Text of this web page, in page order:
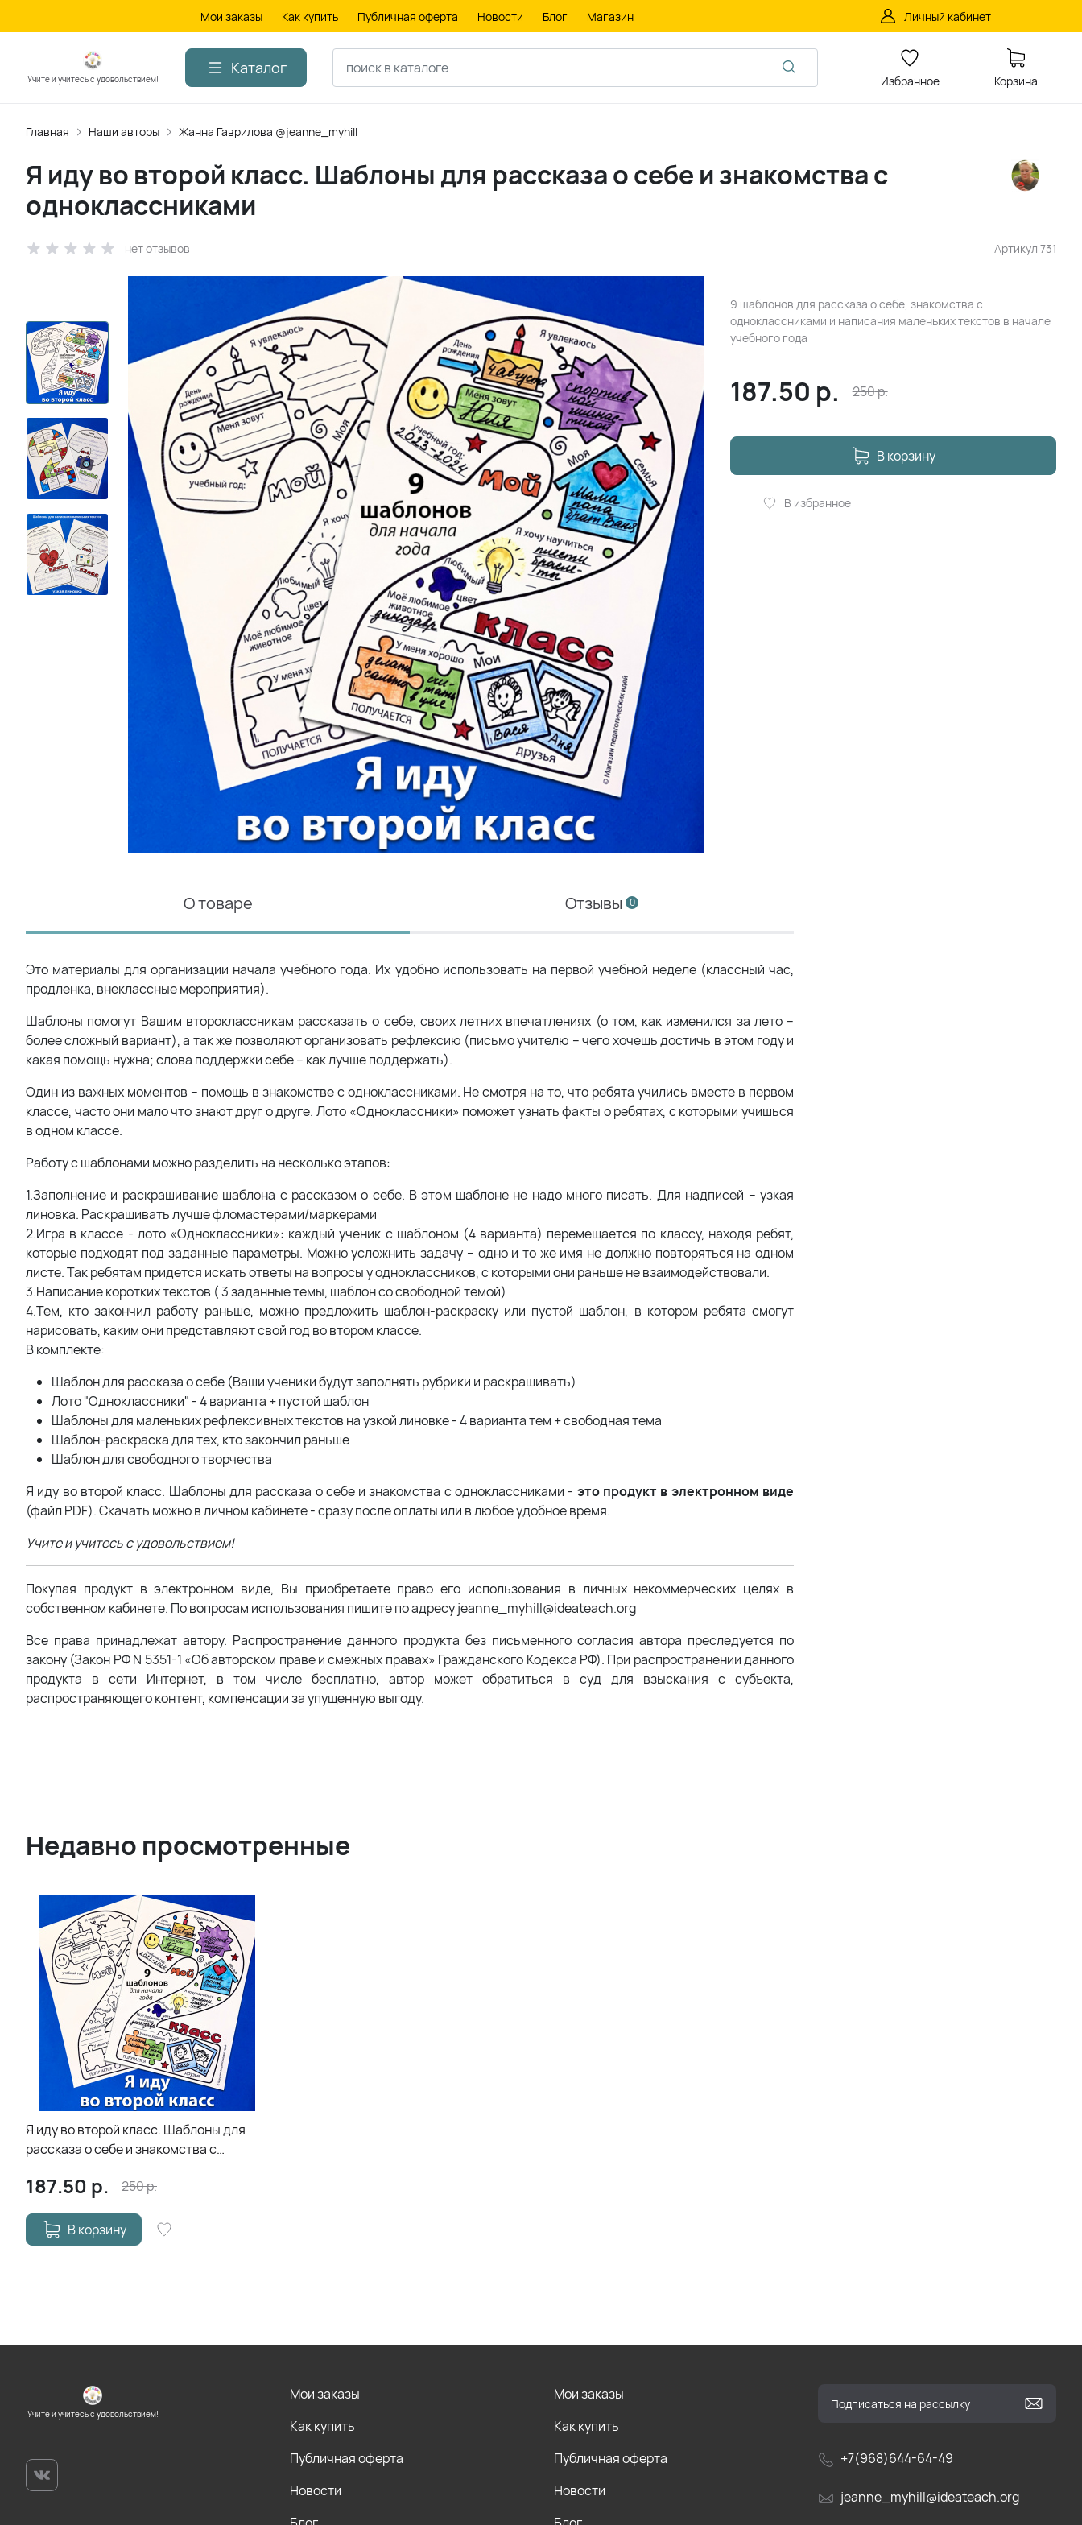
Мои заказы Как купить Публичная оферта Новости Блог Магазин Личный кабинет
Учите и учитесь с удовольствием!
Каталог
Избранное Корзина
Главная Наши авторы Жанна Гаврилова @jeanne_myhill
Артикул 731
Я иду во второй класс. Шаблоны для рассказа о себе и знакомства с
одноклассниками
нет отзывов
9 шаблонов для рассказа о себе, знакомства с
одноклассниками и написания маленьких текстов в начале
учебного года
187.50 р. 250р.
В корзину
В избранное
О товаре Отзывы 0
Это материалы для организации начала учебного года. Их удобно использовать на первой учебной неделе (классный час,
продленка, внеклассные мероприятия).
Шаблоны помогут Вашим второклассникам рассказать о себе, своих летних впечатлениях (о том, как изменился за лето –
более сложный вариант), а так же позволяют организовать рефлексию (письмо учителю – чего хочешь достичь в этом году и
какая помощь нужна; слова поддержки себе – как лучше поддержать).
Один из важных моментов – помощь в знакомстве с одноклассниками. Не смотря на то, что ребята учились вместе в первом
классе, часто они мало что знают друг о друге. Лото «Одноклассники» поможет узнать факты о ребятах, с которыми учишься
в одном классе.
Работу с шаблонами можно разделить на несколько этапов:
1.Заполнение и раскрашивание шаблона с рассказом о себе. В этом шаблоне не надо много писать. Для надписей – узкая
линовка. Раскрашивать лучше фломастерами/маркерами
2.Игра в классе - лото «Одноклассники»: каждый ученик с шаблоном (4 варианта) перемещается по классу, находя ребят,
которые подходят под заданные параметры. Можно усложнить задачу – одно и то же имя не должно повторяться на одном
листе. Так ребятам придется искать ответы на вопросы у одноклассников, с которыми они раньше не взаимодействовали.
3.Написание коротких текстов ( 3 заданные темы, шаблон со свободной темой)
4.Тем, кто закончил работу раньше, можно предложить шаблон-раскраску или пустой шаблон, в котором ребята смогут
нарисовать, каким они представляют свой год во втором классе.
В комплекте:
Шаблон для рассказа о себе (Ваши ученики будут заполнять рубрики и раскрашивать)
Лото "Одноклассники" - 4 варианта + пустой шаблон
Шаблоны для маленьких рефлексивных текстов на узкой линовке - 4 варианта тем + свободная тема
Шаблон-раскраска для тех, кто закончил раньше
Шаблон для свободного творчества
Я иду во второй класс. Шаблоны для рассказа о себе и знакомства с одноклассниками - это продукт в электронном виде
(файл PDF). Скачать можно в личном кабинете - сразу после оплаты или в любое удобное время.
Учите и учитесь с удовольствием!
Покупая продукт в электронном виде, Вы приобретаете право его использования в личных некоммерческих целях в
собственном кабинете. По вопросам использования пишите по адресу jeanne_myhill@ideateach.org
Все права принадлежат автору. Распространение данного продукта без письменного согласия автора преследуется по
закону (Закон РФ N 5351-1 «Об авторском праве и смежных правах» Гражданского Кодекса РФ). При распространении данного
продукта в сети Интернет, в том числе бесплатно, автор может обратиться в суд для взыскания с субъекта,
распространяющего контент, компенсации за упущенную выгоду.
Недавно просмотренные
Я иду во второй класс. Шаблоны для
рассказа о себе и знакомства с
187.50 р. 250р.
В корзину
Учите и учитесь с удовольствием!
+7(968)644-64-49
jeanne_myhill@ideateach.org
Мои заказы
Как купить
Публичная оферта
Новости
Мои заказы
Как купить
Публичная оферта
Новости